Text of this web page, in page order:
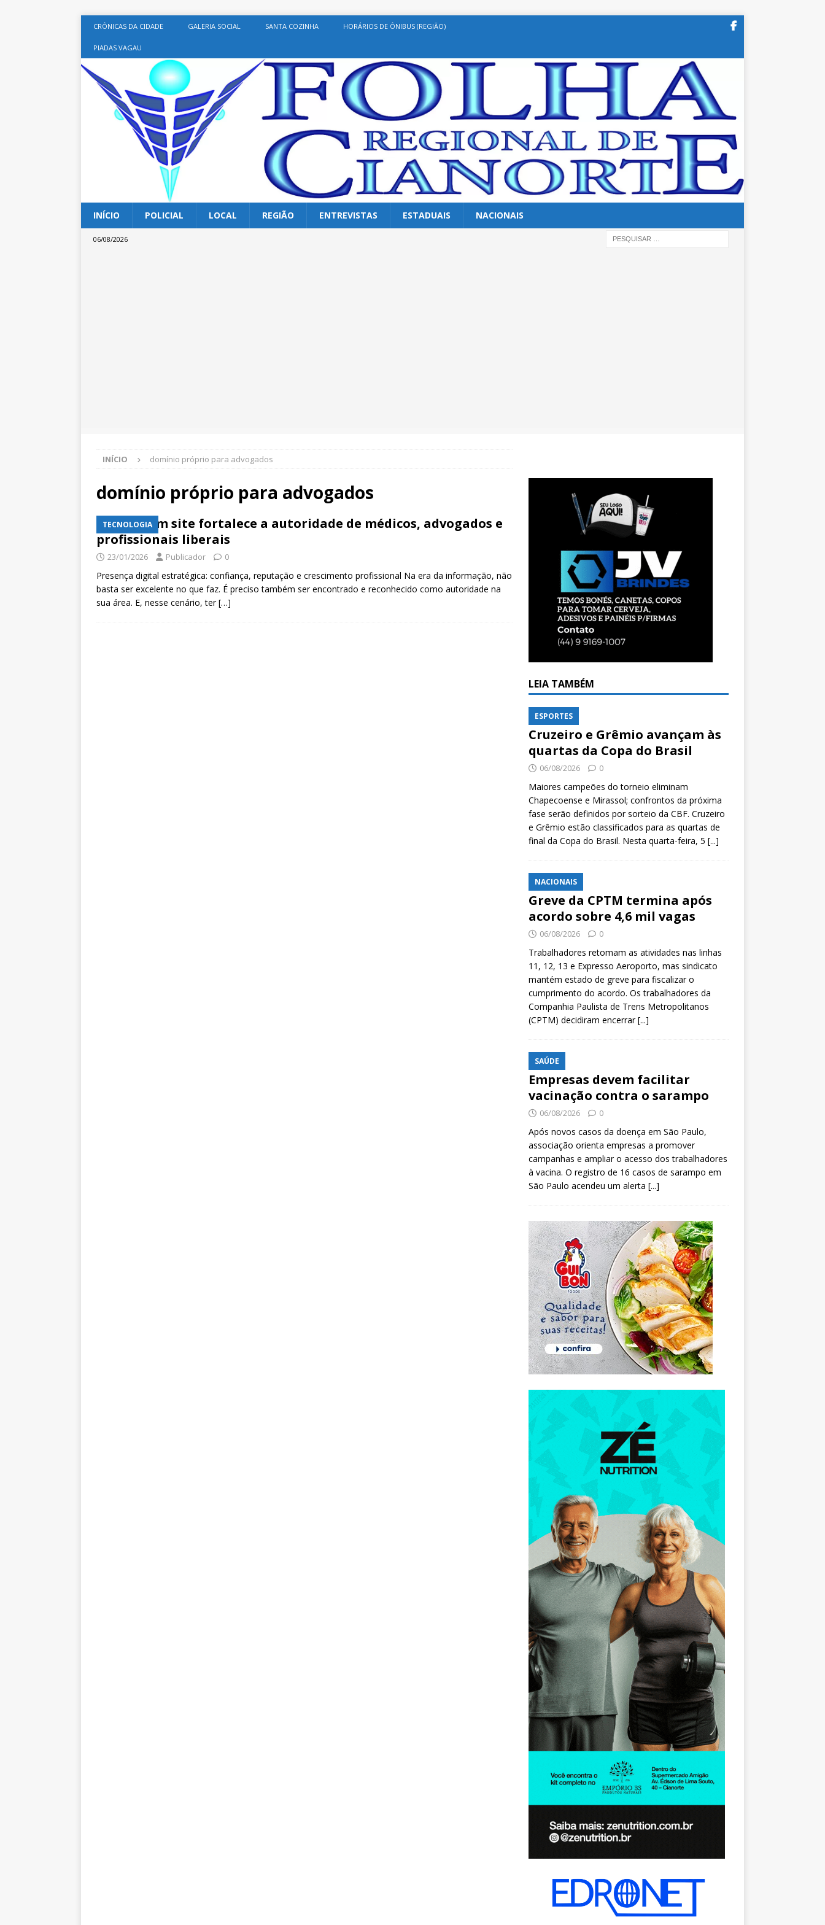
CRÔNICAS DA CIDADE GALERIA SOCIAL SANTA COZINHA HORÁRIOS DE ÔNIBUS (REGIÃO)
PIADAS VAGAU
INÍCIO POLICIAL LOCAL REGIÃO ENTREVISTAS ESTADUAIS NACIONAIS
06/08/2026
INÍCIO domínio próprio para advogados
domínio próprio para advogados
TECNOLOGIA
Como um site fortalece a autoridade de médicos, advogados e
profissionais liberais
23/01/2026 Publicador 0
Presença digital estratégica: confiança, reputação e crescimento profissional Na era da informação, não
basta ser excelente no que faz. É preciso também ser encontrado e reconhecido como autoridade na
sua área. E, nesse cenário, ter[…]
LEIA TAMBÉM
ESPORTES
Cruzeiro e Grêmio avançam às
quartas da Copa do Brasil
06/08/2026 0
Maiores campeões do torneio eliminam
Chapecoense e Mirassol; confrontos da próxima
fase serão definidos por sorteio da CBF. Cruzeiro
e Grêmio estão classificados para as quartas de
final da Copa do Brasil. Nesta quarta-feira, 5 [...]
NACIONAIS
Greve da CPTM termina após
acordo sobre 4,6 mil vagas
06/08/2026 0
Trabalhadores retomam as atividades nas linhas
11, 12, 13 e Expresso Aeroporto, mas sindicato
mantém estado de greve para fiscalizar o
cumprimento do acordo. Os trabalhadores da
Companhia Paulista de Trens Metropolitanos
(CPTM) decidiram encerrar[...]
SAÚDE
Empresas devem facilitar
vacinação contra o sarampo
06/08/2026 0
Após novos casos da doença em São Paulo,
associação orienta empresas a promover
campanhas e ampliar o acesso dos trabalhadores
à vacina. O registro de 16 casos de sarampo em
São Paulo acendeu um alerta [...]